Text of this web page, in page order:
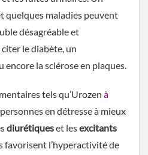
quelques maladies peuvent
désagréable et
le diabète, un
la sclérose en plaques.
tels qu’Urozen à
en détresse à mieux
diurétiqueset lesexcitants
favorisent l’hyperactivité de